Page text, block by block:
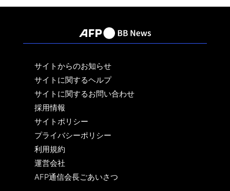
サイトからのお知らせ
サイトに関するヘルプ
サイトに関するお問い合わせ
採用情報
サイトポリシー
プライバシーポリシー
利用規約
運営会社
AFP通信会長ごあいさつ